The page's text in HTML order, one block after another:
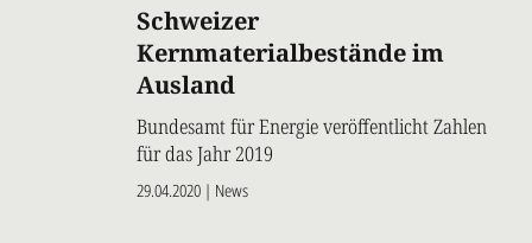
Schweizer
Kernmaterialbestände im
Ausland
Bundesamt für Energie veröffentlicht Zahlen
für das Jahr 2019
29.04.2020 | News